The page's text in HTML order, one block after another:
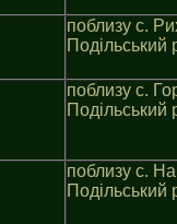
поблизу с.
Подільський
поблизу с.
Подільський
поблизу с.
Подільський